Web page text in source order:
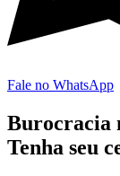
Fale no WhatsApp
Burocracia
Tenha seu